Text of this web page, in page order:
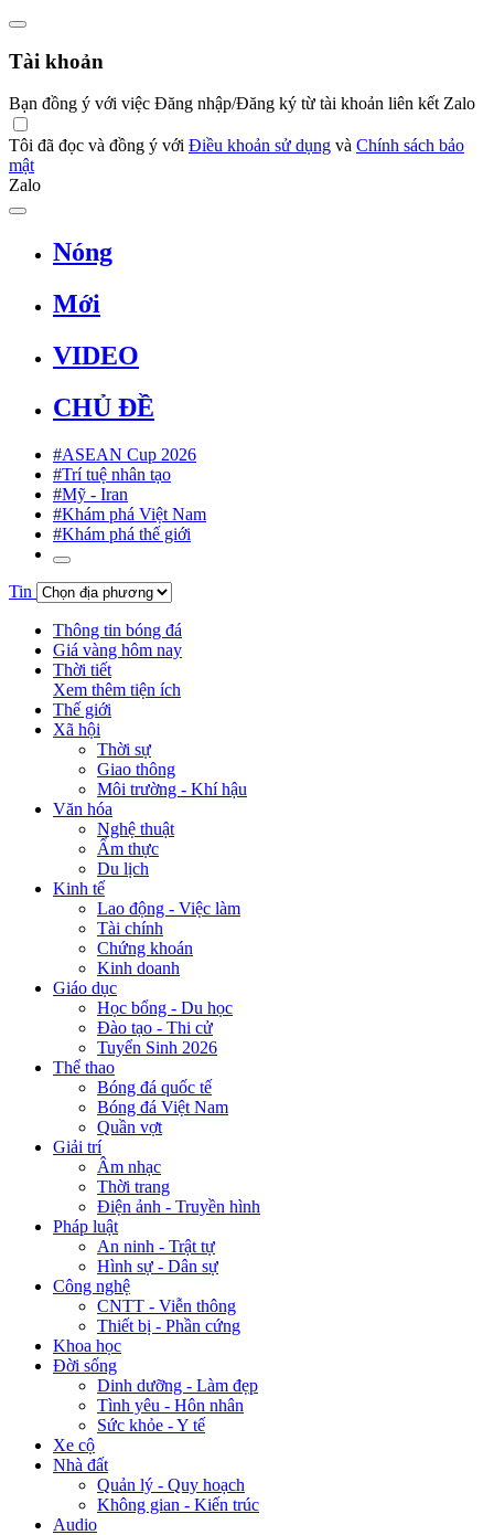
Tài khoản
Bạn đồng ý với việc Đăng nhập/Đăng ký từ tài khoản liên kết Zalo
Tôi đã đọc và đồng ý với Điều khoản sử dụng và Chính sách bảo
mật
Zalo
Nóng
Mới
VIDEO
CHỦ ĐỀ
#ASEAN Cup 2026
#Trí tuệ nhân tạo
#Mỹ - Iran
#Khám phá Việt Nam
#Khám phá thế giới
Tin
Thông tin bóng đá
Giá vàng hôm nay
Thời tiết
Xem thêm tiện ích
Thế giới
Xã hội
Thời sự
Giao thông
Môi trường - Khí hậu
Văn hóa
Nghệ thuật
Ẩm thực
Du lịch
Kinh tế
Lao động - Việc làm
Tài chính
Chứng khoán
Kinh doanh
Giáo dục
Học bổng - Du học
Đào tạo - Thi cử
Tuyển Sinh 2026
Thể thao
Bóng đá quốc tế
Bóng đá Việt Nam
Quần vợt
Giải trí
Âm nhạc
Thời trang
Điện ảnh - Truyền hình
Pháp luật
An ninh - Trật tự
Hình sự - Dân sự
Công nghệ
CNTT - Viễn thông
Thiết bị - Phần cứng
Khoa học
Đời sống
Dinh dưỡng - Làm đẹp
Tình yêu - Hôn nhân
Sức khỏe - Y tế
Xe cộ
Nhà đất
Quản lý - Quy hoạch
Không gian - Kiến trúc
Audio